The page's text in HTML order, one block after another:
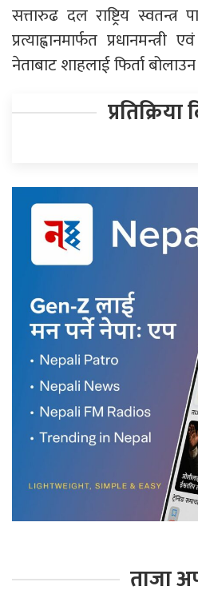
सत्तारुढ दल राष्ट्रिय स्वतन्त्र
प्रत्याह्वानमार्फत
नेताबाट शाहलाई फिर्ता
ताजा